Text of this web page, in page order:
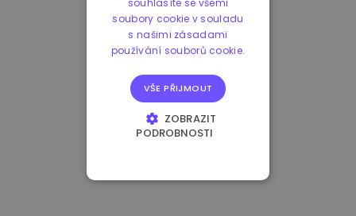
souhlasíte se všemi
soubory cookie v souladu
s našimi zásadami
používání souborů cookie.
VŠE PŘIJMOUT
ZOBRAZIT
PODROBNOSTI